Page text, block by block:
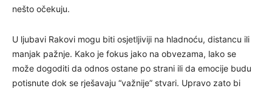
nešto očekuju.
U ljubavi Rakovi mogu biti osjetljiviji na hladnoću, distancu ili
manjak pažnje. Kako je fokus jako na obvezama, lako se
može dogoditi da odnos ostane po strani ili da emocije budu
potisnute dok se rješavaju “važnije” stvari. Upravo zato bi